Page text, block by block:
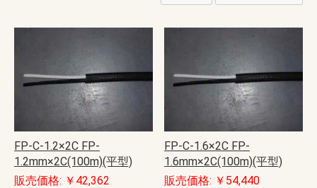
FP-C-1.2×2C FP-
1.2mm×2C(100m)(平型)
販売価格: ￥42,362
FP-C-1.6×2C FP-
1.6mm×2C(100m)(平型)
販売価格: ￥54,440